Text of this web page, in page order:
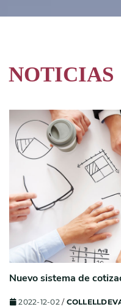
NOTICIAS
Nuevo sistema de
2022-12-02/